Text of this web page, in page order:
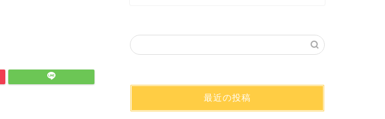
最近の投稿